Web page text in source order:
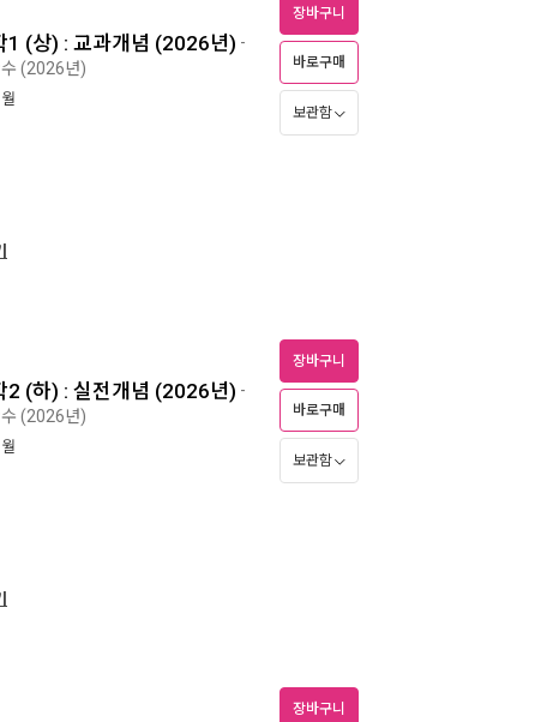
1 (상) : 교과개념 (2026년) -
(2026년)
장바구니
바로구매
보관함
2 (하) : 실전개념 (2026년) -
(2026년)
장바구니
바로구매
보관함
장바구니